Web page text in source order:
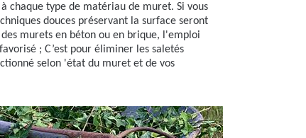
chaque type de matériau de muret. Si vous
douces préservant la surface seront
murets en béton ou en brique, l'emploi
; C’est pour éliminer les saletés
selon 'état du muret et de vos